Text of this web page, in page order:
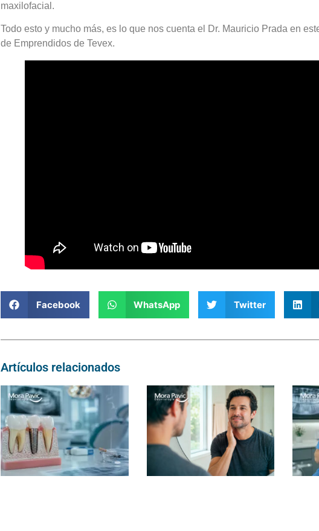
maxilofacial.
Todo esto y mucho más, es lo que nos cuenta el Dr. Mauricio Prada en
de Emprendidos de Tevex.
Facebook WhatsApp Twitter
Artículos relacionados